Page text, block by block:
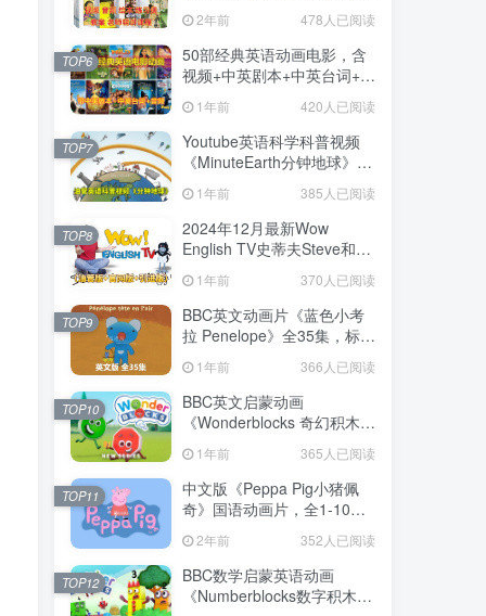
+教案+老师中文RAZ课程全
套共119GB，百度网盘下
载！
2年前 478人已阅读
50部经典英语动画电影，含
视频+中英剧本+中英台词+音
1年前 420人已阅读
TOP6
Youtube英语科学科普视频
《MinuteEarth分钟地球》每
366集，1080P高清视频带英
文字幕，百度网盘下载！
1年前 385人已阅读
TOP7
2024年12月最新Wow
English TV史蒂夫Steve和小
鸟Maggie少儿趣味启蒙学英
语，目前总计841集+，
1080P高清视频带英文字
幕，百度网盘下载！
1年前 370人已阅读
TOP8
BBC英文动画片《蓝色小考
拉 Penelope》全35集，标清
视频带配套绘本和音频
MP3，百度网盘下载！
1年前 366人已阅读
TOP9
BBC英文启蒙动画
《Wonderblocks 奇幻积木》
全5集，1080P高清视频带英
文字幕，百度网盘下载！
1年前 365人已阅读
TOP10
中文版《Peppa Pig小猪佩
奇》国语动画片，全1-10季
共394集，1080P高清视频，
百度网盘下载！
2年前 352人已阅读
TOP11
BBC数学启蒙英语动画
《Numberblocks数字积木》
TOP12